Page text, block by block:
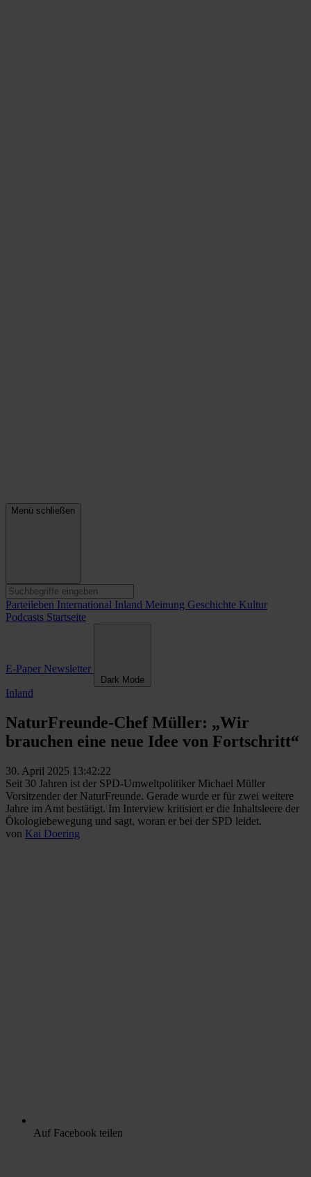
Menü schließen
Parteileben International Inland Meinung Geschichte Kultur
Podcasts Startseite
E-Paper Newsletter
Dark Mode
Inland
NaturFreunde-Chef Müller: „Wir
brauchen eine neue Idee von Fortschritt“
30. April 2025 13:42:22
Seit 30 Jahren ist der SPD-Umweltpolitiker Michael Müller
Vorsitzender der NaturFreunde. Gerade wurde er für zwei weitere
Jahre im Amt bestätigt. Im Interview kritisiert er die Inhaltsleere der
Ökologiebewegung und sagt, woran er bei der SPD leidet.
von Kai Doering
Auf Facebook teilen